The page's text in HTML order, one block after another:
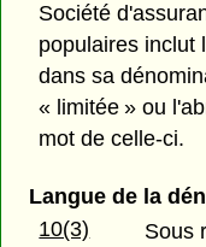
Société
populaires inclut
dans sa
« limitée » ou
mot de celle-ci.
Langue de la
10(3)
Sous